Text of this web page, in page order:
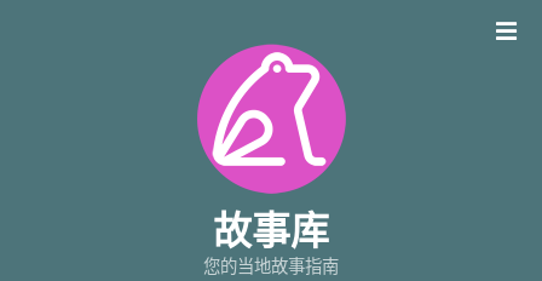
故事库
您的当地故事指南